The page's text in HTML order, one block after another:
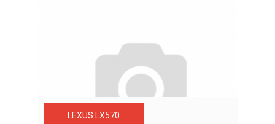
LEXUS LX570